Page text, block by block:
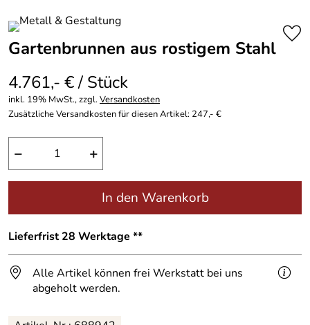
Gartenbrunnen aus rostigem Stahl
4.761,- € / Stück
inkl. 19% MwSt., zzgl.Versandkosten
Zusätzliche Versandkosten für diesen Artikel: 247,- €
− +
In den Warenkorb
Lieferfrist 28 Werktage **
Alle Artikel können frei Werkstatt bei uns
abgeholt werden.